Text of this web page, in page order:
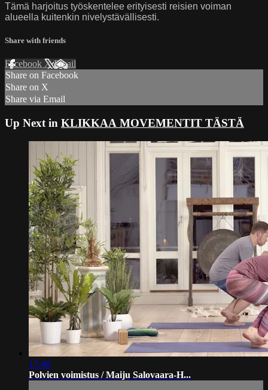
Tämä harjoitus työskentelee erityisesti reisien voiman
alueella kuitenkin nivelystävällisesti.
Share with friends
Facebook XEmail
Share on Facebook
Share on X
Share via Email
Up Next in KLIKKAA MOVEMENTIT TÄSTÄ
17:40
Polvien voimistus / Maiju Salovaara-H...